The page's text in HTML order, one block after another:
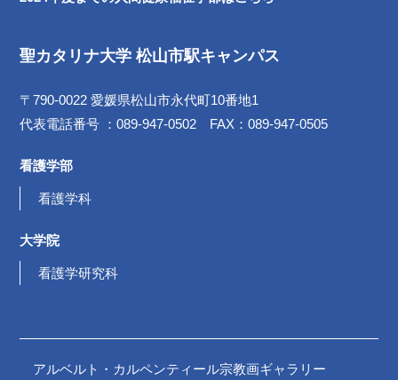
聖カタリナ大学 松山市駅キャンパス
〒790-0022 愛媛県松山市永代町10番地1
代表電話番号 ：089-947-0502 FAX：089-947-0505
看護学部
看護学科
大学院
看護学研究科
アルベルト・カルペンティール宗教画ギャラリー